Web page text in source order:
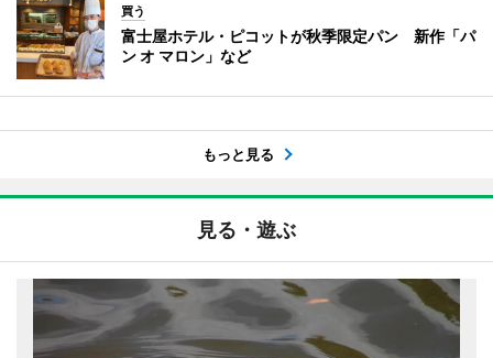
買う
富士屋ホテル・ピコットが秋季限定パン 新作「パ
ン オ マロン」など
もっと見る
見る・遊ぶ